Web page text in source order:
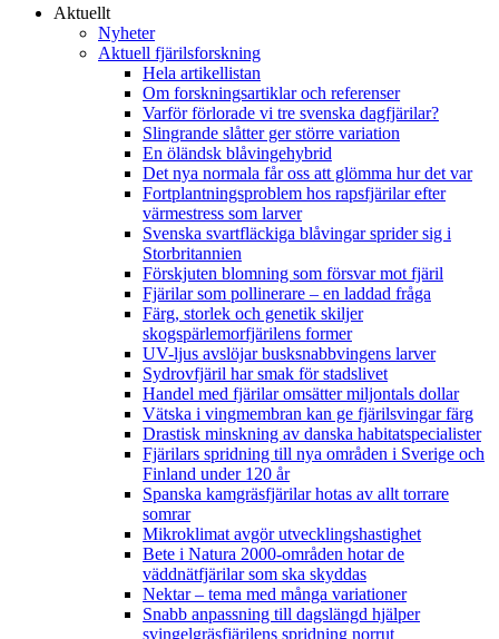
Aktuellt
Nyheter
Aktuell fjärilsforskning
Hela artikellistan
Om forskningsartiklar och referenser
Varför förlorade vi tre svenska dagfjärilar?
Slingrande slåtter ger större variation
En öländsk blåvingehybrid
Det nya normala får oss att glömma hur det var
Fortplantningsproblem hos rapsfjärilar efter
värmestress som larver
Svenska svartfläckiga blåvingar sprider sig i
Storbritannien
Förskjuten blomning som försvar mot fjäril
Fjärilar som pollinerare – en laddad fråga
Färg, storlek och genetik skiljer
skogspärlemorfjärilens former
UV-ljus avslöjar busksnabbvingens larver
Sydrovfjäril har smak för stadslivet
Handel med fjärilar omsätter miljontals dollar
Vätska i vingmembran kan ge fjärilsvingar färg
Drastisk minskning av danska habitatspecialister
Fjärilars spridning till nya områden i Sverige och
Finland under 120 år
Spanska kamgräsfjärilar hotas av allt torrare
somrar
Mikroklimat avgör utvecklingshastighet
Bete i Natura 2000-områden hotar de
väddnätfjärilar som ska skyddas
Nektar – tema med många variationer
Snabb anpassning till dagslängd hjälper
svingelgräsfjärilens spridning norrut